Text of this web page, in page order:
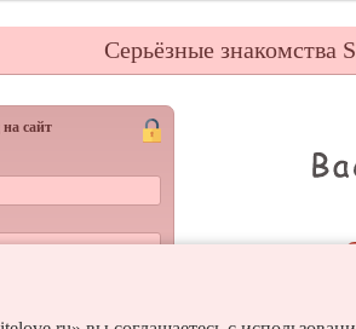
Серьёзные знакомства
сайт